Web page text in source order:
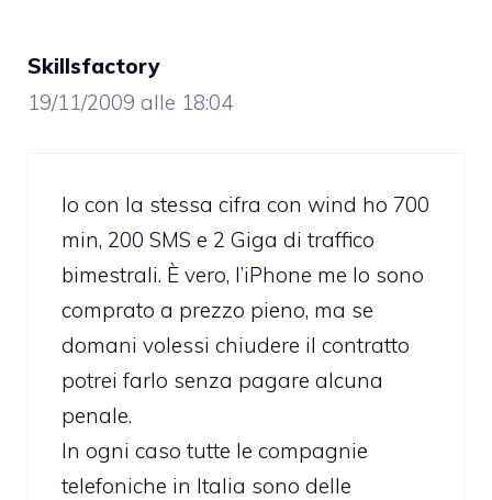
Skillsfactory
19/11/2009 alle 18:04
Io con la stessa cifra con wind ho 700
min, 200 SMS e 2 Giga di traffico
bimestrali. È vero, l’iPhone me lo sono
comprato a prezzo pieno, ma se
domani volessi chiudere il contratto
potrei farlo senza pagare alcuna
penale.
In ogni caso tutte le compagnie
telefoniche in Italia sono delle